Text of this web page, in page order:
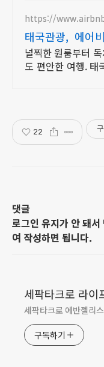
https://
태국관광, 에어
도 우리집처럼
널찍한 원룸부터
도 편안한 여행. 태
22
댓글
로그인 유지가 안 돼
여 작성하면 됩니다.
세팍타크로 라이
세팍타크로 에반젤리
구독하기